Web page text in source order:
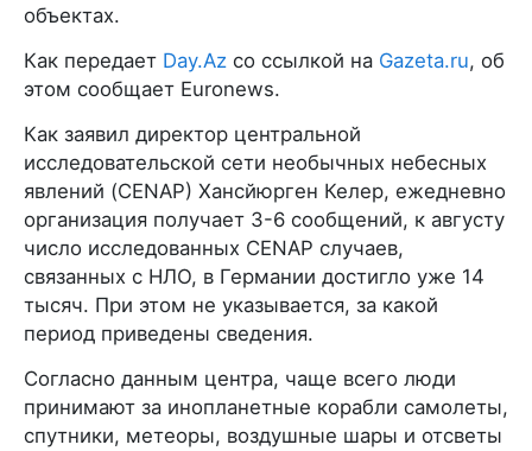
объектах.
Как передает Day.Az со ссылкой на Gazeta.ru, об
этом сообщает Euronews.
Как заявил директор центральной
исследовательской сети необычных небесных
явлений (CENAP) Хансйюрген Келер, ежедневно
организация получает 3-6 сообщений, к августу
число исследованных CENAP случаев,
связанных с НЛО, в Германии достигло уже 14
тысяч. При этом не указывается, за какой
период приведены сведения.
Согласно данным центра, чаще всего люди
принимают за инопланетные корабли самолеты,
спутники, метеоры, воздушные шары и отсветы